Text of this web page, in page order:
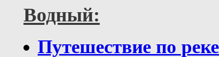
Водный:
Путешествие по реке